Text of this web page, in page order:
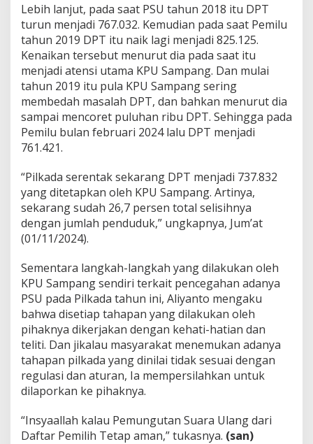
Lebih lanjut, pada saat PSU tahun 2018 itu DPT
turun menjadi 767.032. Kemudian pada saat Pemilu
tahun 2019 DPT itu naik lagi menjadi 825.125.
Kenaikan tersebut menurut dia pada saat itu
menjadi atensi utama KPU Sampang. Dan mulai
tahun 2019 itu pula KPU Sampang sering
membedah masalah DPT, dan bahkan menurut dia
sampai mencoret puluhan ribu DPT. Sehingga pada
Pemilu bulan februari 2024 lalu DPT menjadi
761.421.
“Pilkada serentak sekarang DPT menjadi 737.832
yang ditetapkan oleh KPU Sampang. Artinya,
sekarang sudah 26,7 persen total selisihnya
dengan jumlah penduduk,” ungkapnya, Jum’at
(01/11/2024).
Sementara langkah-langkah yang dilakukan oleh
KPU Sampang sendiri terkait pencegahan adanya
PSU pada Pilkada tahun ini, Aliyanto mengaku
bahwa disetiap tahapan yang dilakukan oleh
pihaknya dikerjakan dengan kehati-hatian dan
teliti. Dan jikalau masyarakat menemukan adanya
tahapan pilkada yang dinilai tidak sesuai dengan
regulasi dan aturan, Ia mempersilahkan untuk
dilaporkan ke pihaknya.
“Insyaallah kalau Pemungutan Suara Ulang dari
Daftar Pemilih Tetap aman,” tukasnya. (san)